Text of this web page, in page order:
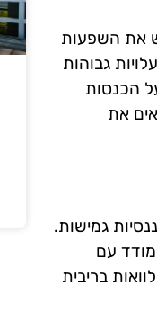
את השפעות
גבוהות
הכנסות
את
גמישות.
עם
בריבית